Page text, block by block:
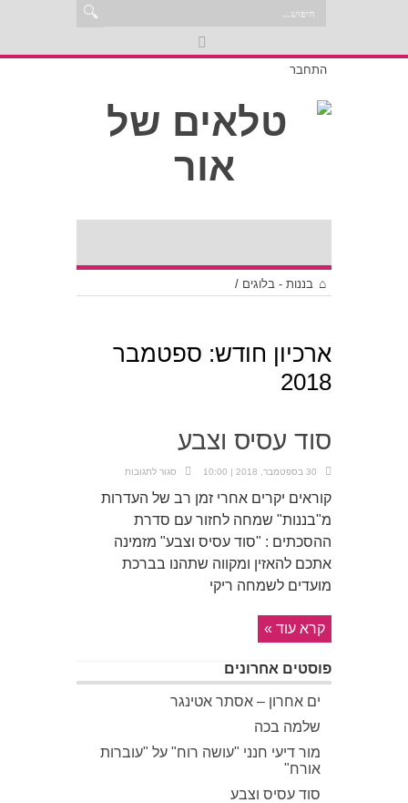
התחבר
בננות - בלוגים /
ארכיון חודש: ספטמבר
2018
סוד עסיס וצבע
30 בספטמבר, 2018 | 10:00 סגור לתגובות
קוראים יקרים אחרי זמן רב של העדרות
מ"בננות" שמחה לחזור עם סדרת
ההסכתים : "סוד עסיס וצבע" מזמינה
אתכם להאזין ומקווה שתהנו בברכת
מועדים לשמחה ריקי
קרא עוד »
פוסטים אחרונים
ים אחרון – אסתר אטינגר
שלמה בכה
מור דיעי חנני "עושה רוח" על "עוברות
אורח"
סוד עסיס וצבע